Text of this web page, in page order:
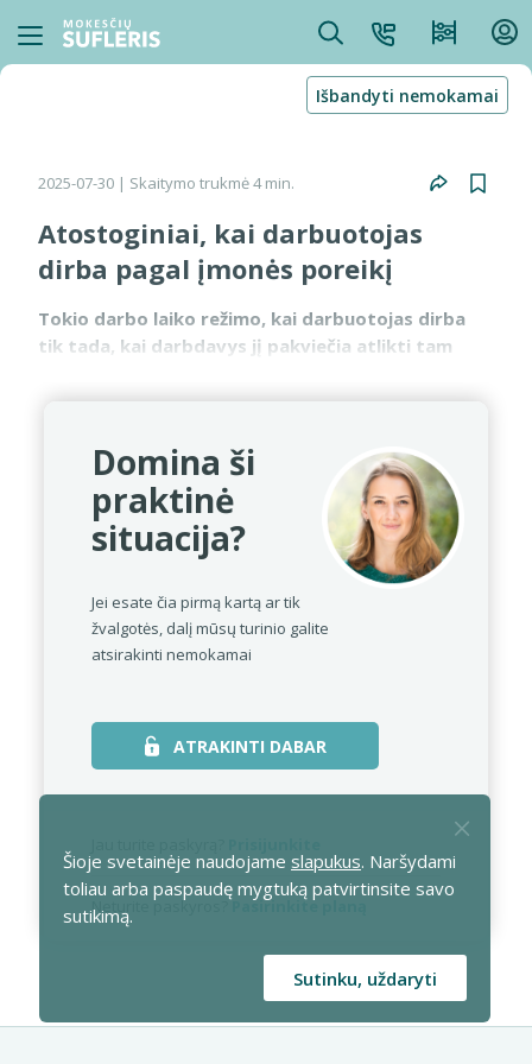
Išbandyti nemokamai
2025-07-30 | Skaitymo trukmė 4 min.
Atostoginiai, kai darbuotojas
dirba pagal įmonės poreikį
Tokio darbo laiko režimo, kai darbuotojas dirba
tik tada, kai darbdavys jį pakviečia atlikti tam
Domina ši
praktinė
situacija?
Jei esate čia pirmą kartą ar tik
žvalgotės, dalį mūsų turinio galite
atsirakinti nemokamai
ATRAKINTI DABAR
Neturite paskyros? Pasirinkite planą
Šioje svetainėje naudojame slapukus. Naršydami
toliau arba paspaudę mygtuką patvirtinsite savo
sutikimą.
Sutinku, uždaryti